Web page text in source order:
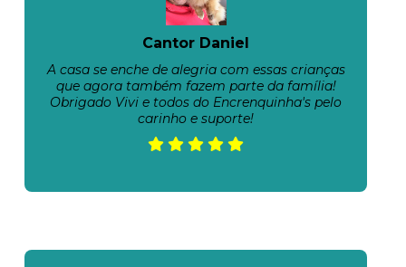
Cantor Daniel
A casa se enche de alegria com essas crianças
que agora também fazem parte da família!
Obrigado Vivi e todos do Encrenquinha's pelo
carinho e suporte!